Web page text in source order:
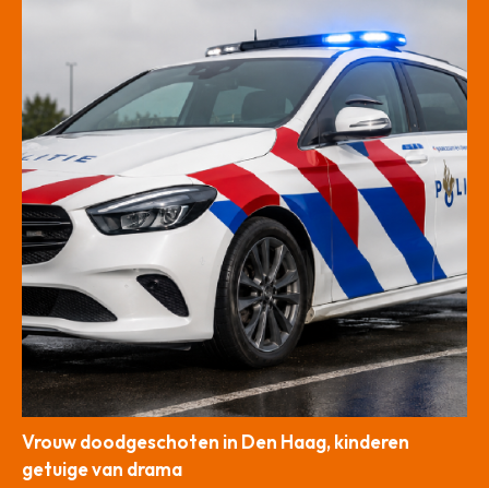
Vrouw doodgeschoten in Den Haag, kinderen
getuige van drama